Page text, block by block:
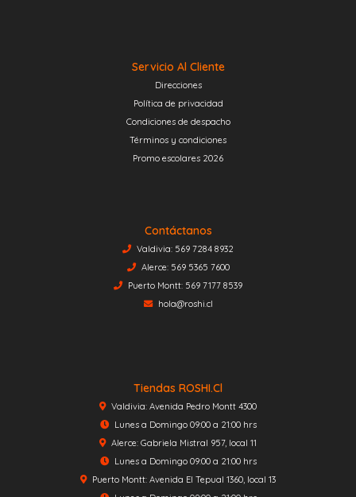
Servicio Al Cliente
Direcciones
Política de privacidad
Condiciones de despacho
Términos y condiciones
Promo escolares 2026
Contáctanos
Valdivia: 569 7284 8932
Alerce: 569 5365 7600
Puerto Montt: 569 7177 8539
hola@roshi.cl
Tiendas ROSHI.cl
Valdivia: Avenida Pedro Montt 4300
Lunes a Domingo 09:00 a 21:00 hrs
Alerce: Gabriela Mistral 957, local 11
Lunes a Domingo 09:00 a 21:00 hrs
Puerto Montt: Avenida El Tepual 1360, local 13